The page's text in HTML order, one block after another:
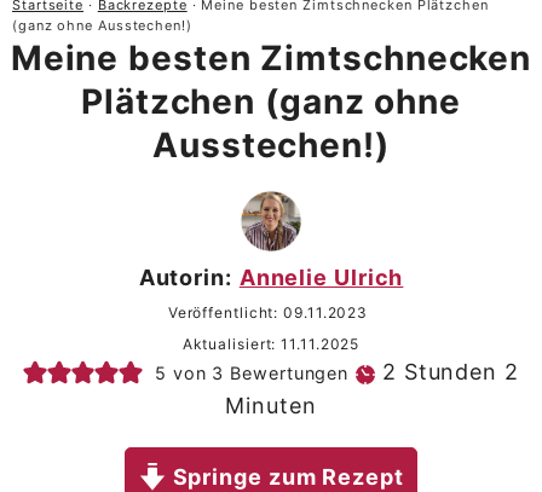
Startseite · Backrezepte · Meine besten Zimtschnecken Plätzchen
(ganz ohne Ausstechen!)
Meine besten Zimtschnecken
Plätzchen (ganz ohne
Ausstechen!)
Autorin: Annelie Ulrich
Veröffentlicht:09.11.2023
Aktualisiert:11.11.2025
5 von 3 Bewertungen 2 Stunden
Stunden 2
Minuten
Springe zum Rezept